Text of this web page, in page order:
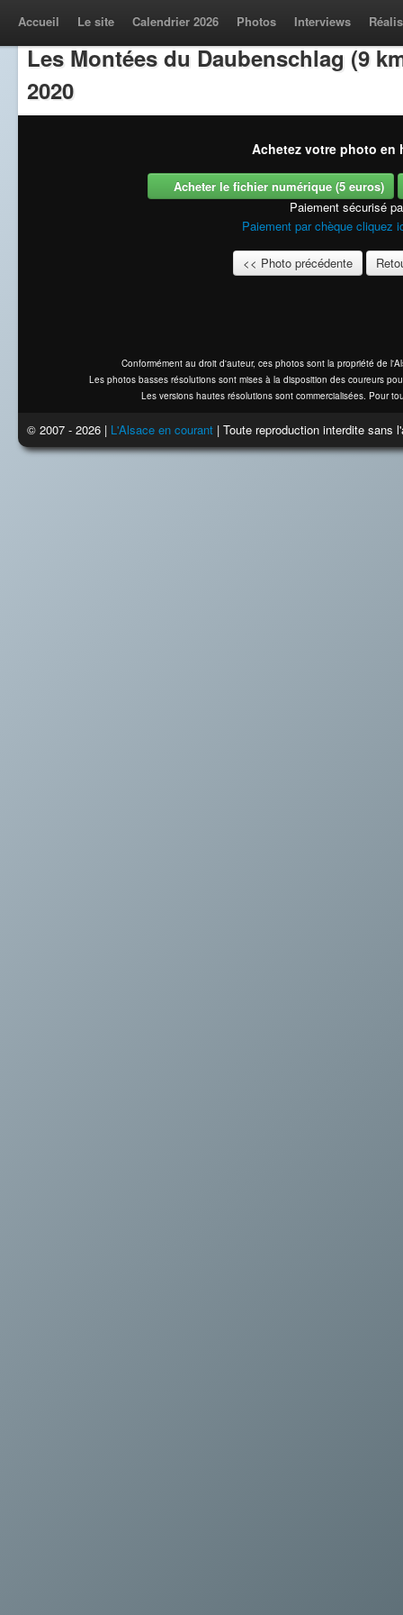
Accueil Le site Calendrier 2026 Photos Interviews
Les Montées du Daubenschlag (9
2020
Achetez votre photo en
Acheter le fichier numérique (5 euros)
Paiement sécurisé
Paiement par chèque cliquez
<< Photo précédente
Conformément au droit d'auteur, ces photos sont la propriété de
Les photos basses résolutions sont mises à la disposition des coureurs
Les versions hautes résolutions sont commercialisées. Pour
© 2007 - 2026 | L'Alsace en courant | Toute reproduction interdite sans